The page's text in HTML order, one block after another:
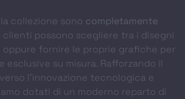
collezione sono completamente
clienti possono scegliere tra i disegni
oppure fornire le proprie grafiche per
esclusive su misura. Rafforzando il
l’innovazione tecnologica e
dotati di un moderno reparto di